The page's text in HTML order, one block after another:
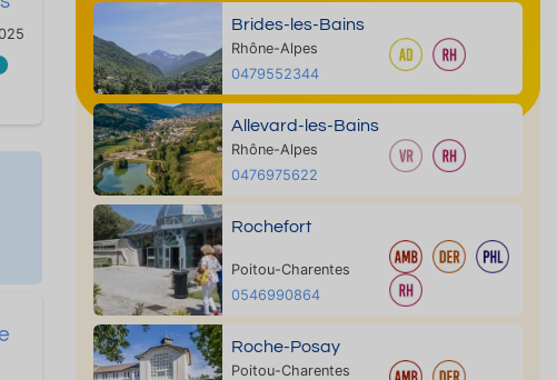
Brides-les-Bains
Rhône-Alpes
0479552344
Allevard-les-Bains
Rhône-Alpes
0476975622
Rochefort
Poitou-Charentes
0546990864
Roche-Posay
Poitou-Charentes